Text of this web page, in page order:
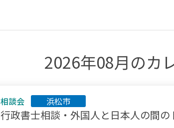
2026年08月のカ
相談会 浜松市
行政書士相談・外国人と日本人の間の